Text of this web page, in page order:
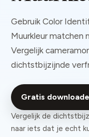
Gebruik Color
Muurkleur matchen
Vergelijk
dichtstbijzijnde
Gratis
Vergelijk de
naar iets dat je echt